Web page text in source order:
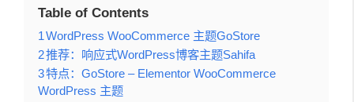
Table of Contents
1WordPress WooCommerce 主题GoStore
2推荐：响应式WordPress博客主题Sahifa
3特点：GoStore – Elementor WooCommerce
WordPress 主题